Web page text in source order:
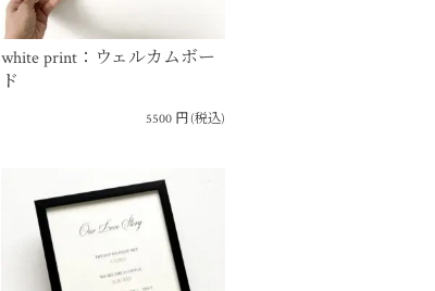
white print：ウェルカムボー
ド
5500 円(税込)